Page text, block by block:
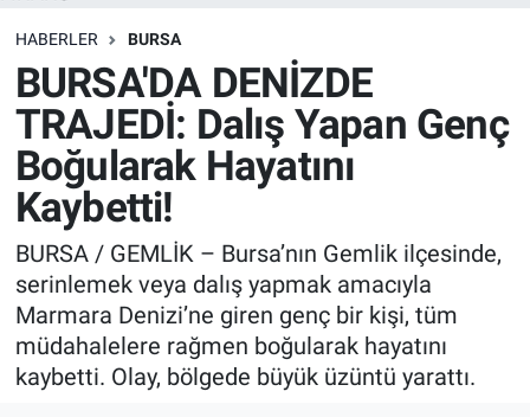
HABERLER BURSA
BURSA'DA DENİZDE
TRAJEDİ: Dalış Yapan Genç
Boğularak Hayatını
Kaybetti!
BURSA / GEMLİK – Bursa’nın Gemlik ilçesinde,
serinlemek veya dalış yapmak amacıyla
Marmara Denizi’ne giren genç bir kişi, tüm
müdahalelere rağmen boğularak hayatını
kaybetti. Olay, bölgede büyük üzüntü yarattı.